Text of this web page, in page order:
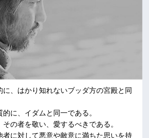
に、はかり知れないブッダ方の宮殿と同
に、イダムと同一である。
の者を敬い、愛するべきである。
に対して悪意や敵意に満ちた思いを持